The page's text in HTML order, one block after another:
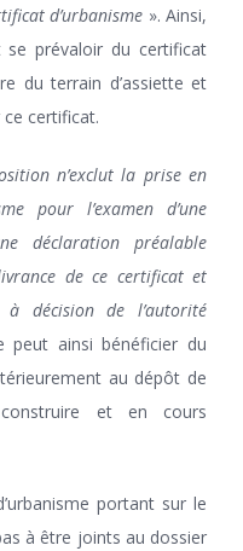
d’urbanisme ». Ainsi,
prévaloir du certificat
du terrain d’assiette et
certificat.
n’exclut la prise en
pour l’examen d’une
déclaration préalable
de ce certificat et
décision de l’autorité
peut ainsi bénéficier du
au dépôt de
et en cours
portant sur le
à être joints au dossier